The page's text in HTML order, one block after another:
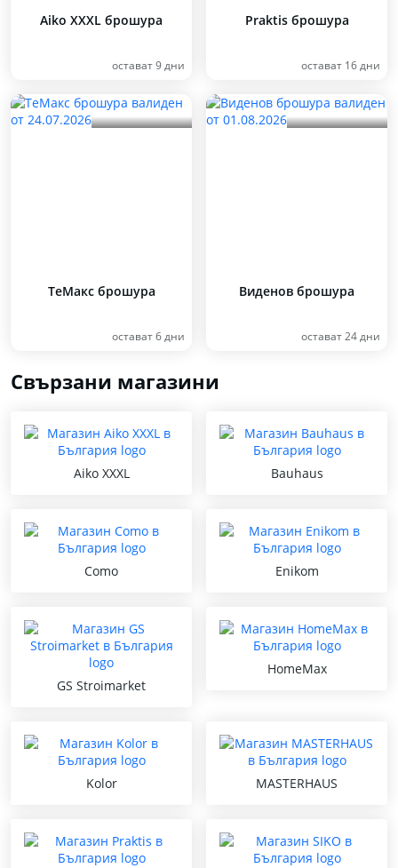
Aiko XXXL брошура
остават 9 дни
Praktis брошура
остават 16 дни
ТеMакс брошура
остават 6 дни
Виденов брошура
остават 24 дни
Свързани магазини
Aiko XXXL Bauhaus
Como Enikom
GS Stroimarket
HomeMax
Kolor MASTERHAUS